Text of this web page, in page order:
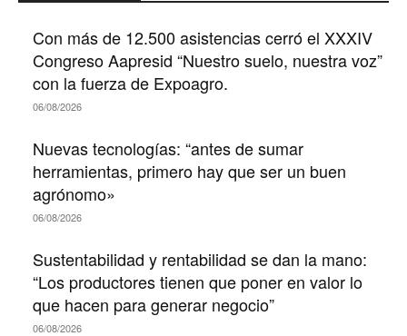
Con más de 12.500 asistencias cerró el XXXIV
Congreso Aapresid “Nuestro suelo, nuestra voz”
con la fuerza de Expoagro.
06/08/2026
Nuevas tecnologías: “antes de sumar
herramientas, primero hay que ser un buen
agrónomo»
06/08/2026
Sustentabilidad y rentabilidad se dan la mano:
“Los productores tienen que poner en valor lo
que hacen para generar negocio”
06/08/2026